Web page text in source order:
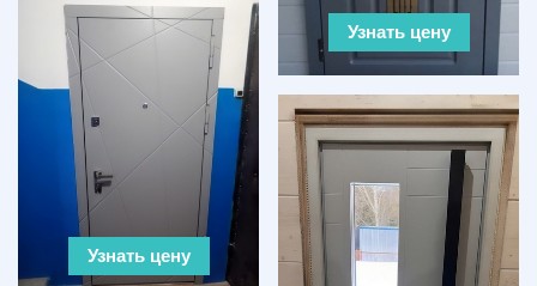
Узнать цену
Узнать цену